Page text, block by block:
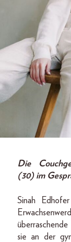
Die
(30) im
Sinah
sie an der